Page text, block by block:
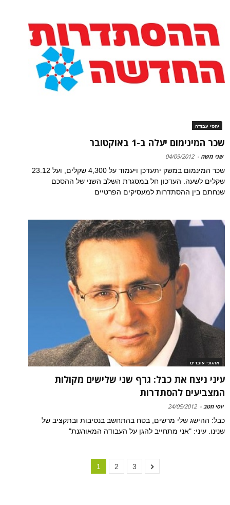
יחסי עבודה
שכר המינימום יעלה ב-1 באוקטובר
שני משה -
04/09/2012
שכר המינמום במשק יתעדכן ויעמוד על 4,300 שקלים, ועל 23.12
שקלים לשעה. העדכון חל במסגרת השלב השני של ההסכם
שנחתם בין ההסתדרות למעסיקים הפרטיים
ארגוני עובדים
עיני ניצח את כבל: גרף שני שלישים מקולות
המצביעים להסתדרות
יוסי חטב -
24/05/2012
כבל: ההישג שלי מרשים, בטח בהתחשב בנסיבות ובתקציב של
שנינו. עיני: "אני מתחייב להגן על העבודה המאורגנת"
1 2 3